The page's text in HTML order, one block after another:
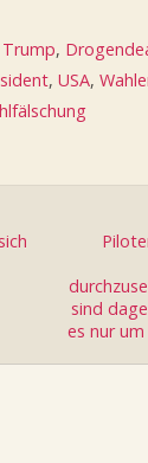
,
, USA,
sind
es nur